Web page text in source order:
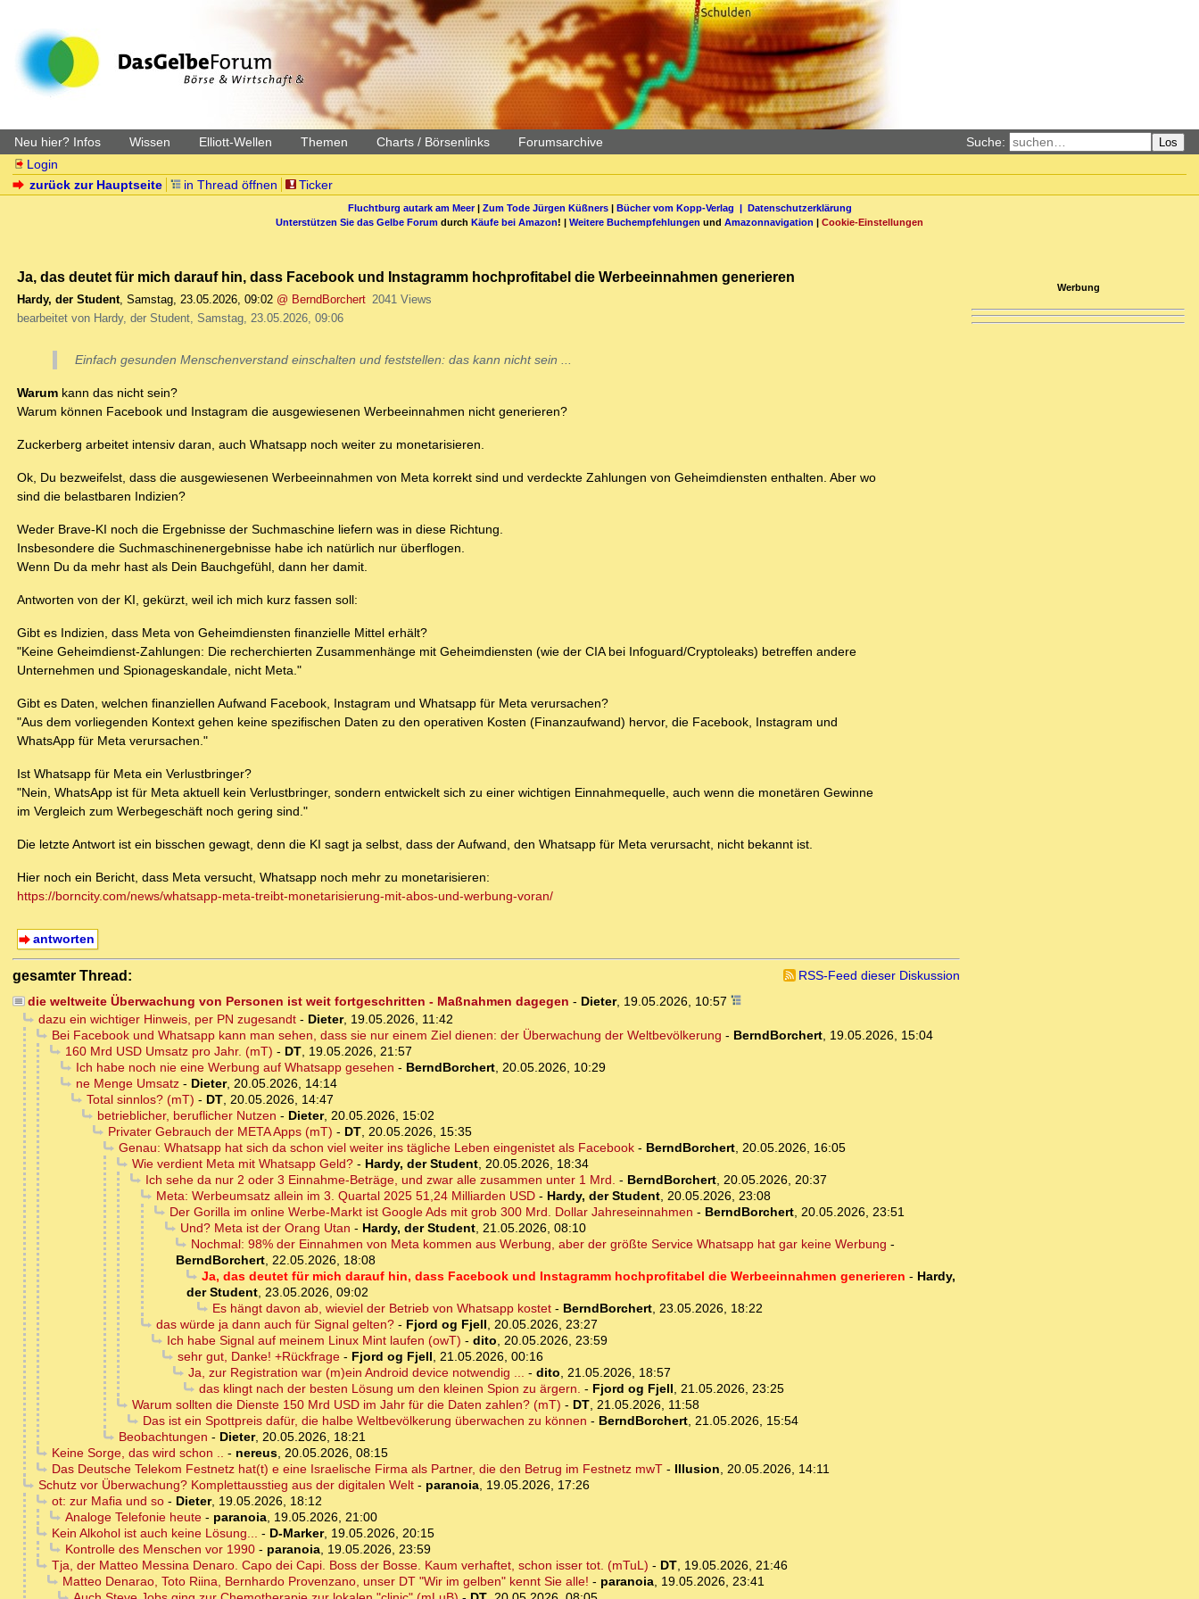
Neu hier? Infos Wissen Elliott-Wellen Themen Charts / Börsenlinks Forumsarchive Suche: Los
Login
zurück zur Hauptseite
in Thread öffnen Ticker
Fluchtburg autark am Meer| Zum Tode Jürgen Küßners| Bücher vom Kopp-Verlag | Datenschutzerklärung
Unterstützen Sie das Gelbe Forum durch Käufe bei Amazon! | Weitere Buchempfehlungen und Amazonnavigation | Cookie-Einstellungen
Ja, das deutet für mich darauf hin, dass Facebook und Instagramm hochprofitabel die Werbeeinnahmen generieren
Hardy, der Student, Samstag, 23.05.2026, 09:02 @ BerndBorchert 2041 Views
bearbeitet von Hardy, der Student, Samstag, 23.05.2026, 09:06
Einfach gesunden Menschenverstand einschalten und feststellen: das kann nicht sein ...
Warum kann das nicht sein?
Warum können Facebook und Instagram die ausgewiesenen Werbeeinnahmen nicht generieren?
Zuckerberg arbeitet intensiv daran, auch Whatsapp noch weiter zu monetarisieren.
Ok, Du bezweifelst, dass die ausgewiesenen Werbeeinnahmen von Meta korrekt sind und verdeckte Zahlungen von Geheimdiensten enthalten. Aber wo
sind die belastbaren Indizien?
Weder Brave-KI noch die Ergebnisse der Suchmaschine liefern was in diese Richtung.
Insbesondere die Suchmaschinenergebnisse habe ich natürlich nur überflogen.
Wenn Du da mehr hast als Dein Bauchgefühl, dann her damit.
Antworten von der KI, gekürzt, weil ich mich kurz fassen soll:
Gibt es Indizien, dass Meta von Geheimdiensten finanzielle Mittel erhält?
"Keine Geheimdienst-Zahlungen: Die recherchierten Zusammenhänge mit Geheimdiensten (wie der CIA bei Infoguard/Cryptoleaks) betreffen andere
Unternehmen und Spionageskandale, nicht Meta."
Gibt es Daten, welchen finanziellen Aufwand Facebook, Instagram und Whatsapp für Meta verursachen?
"Aus dem vorliegenden Kontext gehen keine spezifischen Daten zu den operativen Kosten (Finanzaufwand) hervor, die Facebook, Instagram und
WhatsApp für Meta verursachen."
Ist Whatsapp für Meta ein Verlustbringer?
"Nein, WhatsApp ist für Meta aktuell kein Verlustbringer, sondern entwickelt sich zu einer wichtigen Einnahmequelle, auch wenn die monetären Gewinne
im Vergleich zum Werbegeschäft noch gering sind."
Die letzte Antwort ist ein bisschen gewagt, denn die KI sagt ja selbst, dass der Aufwand, den Whatsapp für Meta verursacht, nicht bekannt ist.
Hier noch ein Bericht, dass Meta versucht, Whatsapp noch mehr zu monetarisieren:
https://borncity.com/news/whatsapp-meta-treibt-monetarisierung-mit-abos-und-werbung-voran/
antworten
gesamter Thread:
RSS-Feed dieser Diskussion
die weltweite Überwachung von Personen ist weit fortgeschritten - Maßnahmen dagegen - Dieter, 19.05.2026, 10:57
dazu ein wichtiger Hinweis, per PN zugesandt- Dieter, 19.05.2026, 11:42
Bei Facebook und Whatsapp kann man sehen, dass sie nur einem Ziel dienen: der Überwachung der Weltbevölkerung - BerndBorchert, 19.05.2026, 15:04
160 Mrd USD Umsatz pro Jahr. (mT) - DT, 19.05.2026, 21:57
Ich habe noch nie eine Werbung auf Whatsapp gesehen - BerndBorchert, 20.05.2026, 10:29
ne Menge Umsatz- Dieter, 20.05.2026, 14:14
Total sinnlos? (mT) - DT, 20.05.2026, 14:47
betrieblicher, beruflicher Nutzen - Dieter, 20.05.2026, 15:02
Privater Gebrauch der META Apps (mT) - DT, 20.05.2026, 15:35
Genau: Whatsapp hat sich da schon viel weiter ins tägliche Leben eingenistet als Facebook- BerndBorchert, 20.05.2026, 16:05
Wie verdient Meta mit Whatsapp Geld?- Hardy, der Student, 20.05.2026, 18:34
Ich sehe da nur 2 oder 3 Einnahme-Beträge, und zwar alle zusammen unter 1 Mrd. - BerndBorchert, 20.05.2026, 20:37
Meta: Werbeumsatz allein im 3. Quartal 2025 51,24 Milliarden USD- Hardy, der Student, 20.05.2026, 23:08
Der Gorilla im online Werbe-Markt ist Google Ads mit grob 300 Mrd. Dollar Jahreseinnahmen - BerndBorchert, 20.05.2026, 23:51
Und? Meta ist der Orang Utan - Hardy, der Student, 21.05.2026, 08:10
Nochmal: 98% der Einnahmen von Meta kommen aus Werbung, aber der größte Service Whatsapp hat gar keine Werbung -
BerndBorchert, 22.05.2026, 18:08
Ja, das deutet für mich darauf hin, dass Facebook und Instagramm hochprofitabel die Werbeeinnahmen generieren - Hardy,
der Student, 23.05.2026, 09:02
Es hängt davon ab, wieviel der Betrieb von Whatsapp kostet- BerndBorchert, 23.05.2026, 18:22
das würde ja dann auch für Signal gelten?- Fjord og Fjell, 20.05.2026, 23:27
Ich habe Signal auf meinem Linux Mint laufen (owT) - dito, 20.05.2026, 23:59
sehr gut, Danke! +Rückfrage- Fjord og Fjell, 21.05.2026, 00:16
Ja, zur Registration war (m)ein Android device notwendig ... - dito, 21.05.2026, 18:57
das klingt nach der besten Lösung um den kleinen Spion zu ärgern. - Fjord og Fjell, 21.05.2026, 23:25
Warum sollten die Dienste 150 Mrd USD im Jahr für die Daten zahlen? (mT) - DT, 21.05.2026, 11:58
Das ist ein Spottpreis dafür, die halbe Weltbevölkerung überwachen zu können - BerndBorchert, 21.05.2026, 15:54
Beobachtungen - Dieter, 20.05.2026, 18:21
Keine Sorge, das wird schon .. - nereus, 20.05.2026, 08:15
Das Deutsche Telekom Festnetz hat(t) e eine Israelische Firma als Partner, die den Betrug im Festnetz mwT- Illusion, 20.05.2026, 14:11
Schutz vor Überwachung? Komplettausstieg aus der digitalen Welt- paranoia, 19.05.2026, 17:26
ot: zur Mafia und so- Dieter, 19.05.2026, 18:12
Analoge Telefonie heute- paranoia, 19.05.2026, 21:00
Kein Alkohol ist auch keine Lösung... - D-Marker, 19.05.2026, 20:15
Kontrolle des Menschen vor 1990- paranoia, 19.05.2026, 23:59
Tja, der Matteo Messina Denaro. Capo dei Capi. Boss der Bosse. Kaum verhaftet, schon isser tot. (mTuL) - DT, 19.05.2026, 21:46
Matteo Denarao, Toto Riina, Bernhardo Provenzano, unser DT "Wir im gelben" kennt Sie alle! - paranoia, 19.05.2026, 23:41
Werbung